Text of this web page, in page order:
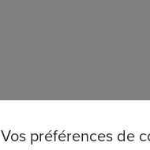
Vos préférences de